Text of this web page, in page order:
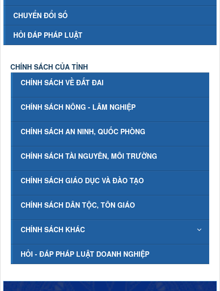
CHUYỂN ĐỔI SỐ
HỎI ĐÁP PHÁP LUẬT
CHÍNH SÁCH CỦA TỈNH
CHÍNH SÁCH VỀ ĐẤT ĐAI
CHÍNH SÁCH NÔNG - LÂM NGHIỆP
CHÍNH SÁCH AN NINH, QUỐC PHÒNG
CHÍNH SÁCH TÀI NGUYÊN, MÔI TRƯỜNG
CHÍNH SÁCH GIÁO DỤC VÀ ĐÀO TẠO
CHÍNH SÁCH DÂN TỘC, TÔN GIÁO
CHÍNH SÁCH KHÁC
HỎI - ĐÁP PHÁP LUẬT DOANH NGHIỆP